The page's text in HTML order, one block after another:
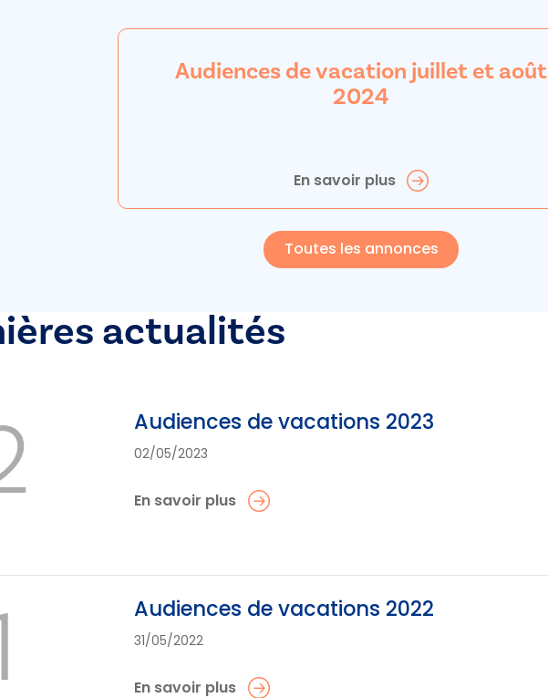
Audiences de vacation juillet et août
2024
En savoir plus
Toutes les annonces
actualités
Audiences de vacations 2023
02/05/2023
En savoir plus
Audiences de vacations 2022
31/05/2022
En savoir plus